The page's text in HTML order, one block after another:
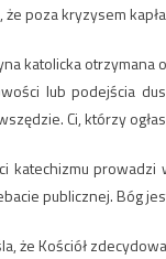
że poza kryzysem
katolicka otrzymana
lub podejścia
Ci, którzy
katechizmu
publicznej. Bóg
że Kościół